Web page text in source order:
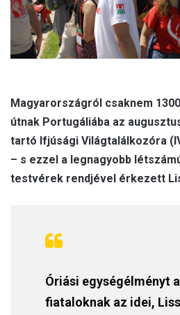
Magyarországról csaknem
útnak Portugáliába az
tartó Ifjúsági Világtalálkozóra
– s ezzel a legnagyobb
testvérek rendjével érkezett
Óriási egységélményt
fiataloknak az idei,